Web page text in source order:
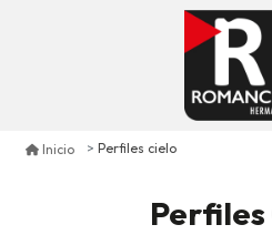
Inicio Perfiles cielo